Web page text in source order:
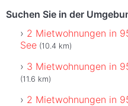
Suchen Sie in der
2 Mietwohnungen in
See (10.4 km)
3 Mietwohnungen in
(11.6 km)
2 Mietwohnungen in